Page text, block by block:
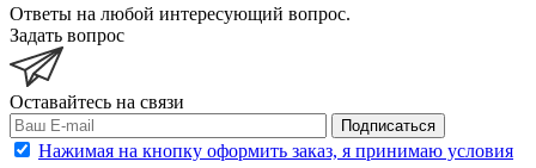
Ответы на любой интересующий вопрос.
Задать вопрос
Оставайтесь на связи
Подписаться
Нажимая на кнопку оформить заказ, я принимаю условия